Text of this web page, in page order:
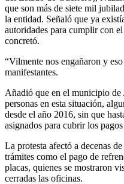
que son más de siete mil
la entidad. Señaló que ya
autoridades para cumplir con
concretó.
“Vilmente nos engañaron y
manifestantes.
Añadió que en el municipio
personas en esta situación,
desde el año 2016, sin que
asignados para cubrir los
La protesta afectó a decenas
trámites como el pago de
placas, quienes se mostraron
cerradas las oficinas.